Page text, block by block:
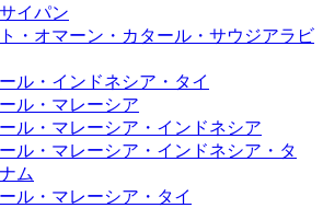
イパン
・オマーン・カタール・サウジアラビ
ル・インドネシア・タイ
ル・マレーシア
ル・マレーシア・インドネシア
ル・マレーシア・インドネシア・タ
ム
ル・マレーシア・タイ